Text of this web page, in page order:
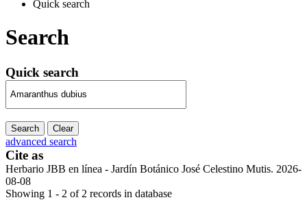
Quick search
Search
Quick search
Search Clear
advanced search
Cite as
Herbario JBB en línea - Jardín Botánico José Celestino Mutis. 2026-
08-08
Showing 1 - 2 of 2 records in database